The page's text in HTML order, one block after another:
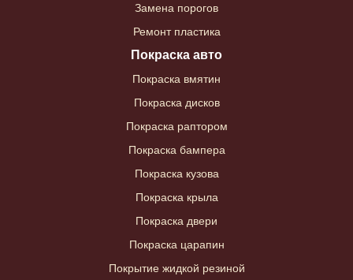
Замена порогов
Ремонт пластика
Покраска авто
Покраска вмятин
Покраска дисков
Покраска раптором
Покраска бампера
Покраска кузова
Покраска крыла
Покраска двери
Покраска царапин
Покрытие жидкой резиной